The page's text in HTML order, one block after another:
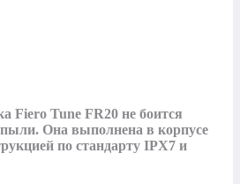
Fiero Tune FR20 не боится
Она выполнена в корпусе
по стандарту IPX7 и